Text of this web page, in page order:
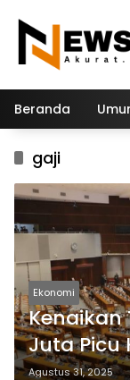
konten
Beranda
gaji
Ekonomi
Kenaikan
Juta Picu
Agustus 31, 2025